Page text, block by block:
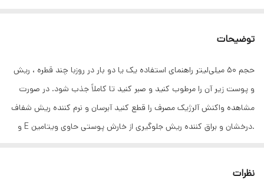
توضیحات
حجم ۵۰ میلی‌لیتر راهنمای استفاده یک یا دو بار در روزبا چند قطره ، ریش
و پوست زیر آن را مرطوب کنید و صبر کنید تا کاملاً جذب شود. در صورت
مشاهده واکنش آلرژیک مصرف را قطع کنید آبرسان و نرم کننده ریش شفاف
.درخشان و براق کننده ریش جلوگیری از خارش پوستی حاوی ویتامین E و
نظرات